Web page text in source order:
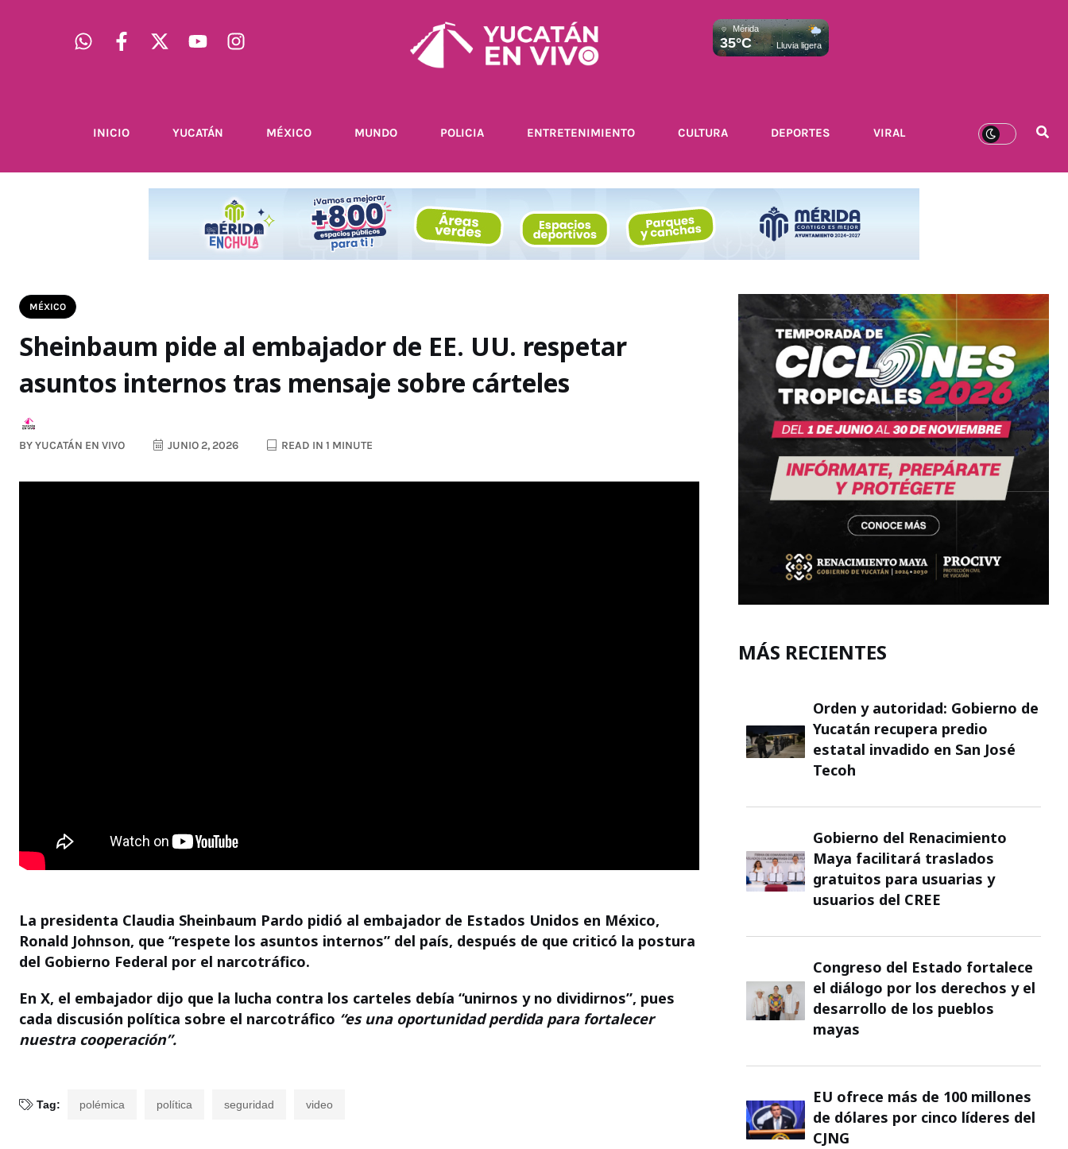
Mérida
35°C Lluvia ligera
INICIO YUCATÁN MÉXICO MUNDO POLICIA ENTRETENIMIENTO CULTURA DEPORTES VIRAL
MÉXICO
Sheinbaum pide al embajador de EE. UU. respetar
asuntos internos tras mensaje sobre cárteles
BYYUCATÁN EN VIVO JUNIO 2, 2026 READ IN 1 MINUTE
La presidenta Claudia Sheinbaum Pardo pidió al embajador de Estados Unidos en México,
Ronald Johnson, que “respete los asuntos internos” del país, después de que criticó la postura
del Gobierno Federal por el narcotráfico.
En X, el embajador dijo que la lucha contra los carteles debía “unirnos y no dividirnos”, pues
cada discusión política sobre el narcotráfico “es una oportunidad perdida para fortalecer
nuestra cooperación”.
Tag: polémica política seguridad video
MÁS RECIENTES
Orden y autoridad: Gobierno de
Yucatán recupera predio
estatal invadido en San José
Tecoh
Gobierno del Renacimiento
Maya facilitará traslados
gratuitos para usuarias y
usuarios del CREE
Congreso del Estado fortalece
el diálogo por los derechos y el
desarrollo de los pueblos
mayas
EU ofrece más de 100 millones
de dólares por cinco líderes del
CJNG